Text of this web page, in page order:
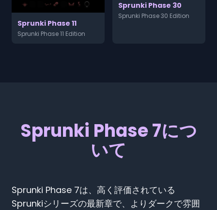
Sprunki Phase 11
Sprunki Phase 11 Edition
Sprunki Phase 30
Sprunki Phase 30 Edition
Sprunki Phase 7につ
いて
Sprunki Phase 7は、高く評価されている
Sprunkiシリーズの最新章で、よりダークで雰囲